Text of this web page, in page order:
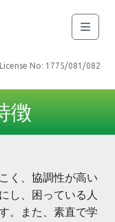
No: 1775/081/082
徴
く、協調性が高い
し、困っている人
。また、素直で学